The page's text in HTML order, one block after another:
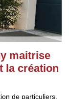
maitrise
la création
de particuliers,